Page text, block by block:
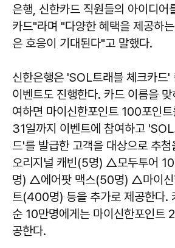
은행, 신한카드 직원들의 아이디어
카드"라며 "다양한 혜택을 제공하
은 호응이 기대된다"고 말했다.
신한은행은 'SOL트래블 체크카드'
이벤트도 진행한다. 카드 이름을
여하면 마이신한포인트 100포인
31일까지 이벤트에 참여하고
드'를 발급한 고객을 대상으로 추
오리지널 캐빈(5명) △모두투어
명) △에어팟 맥스(50명) △마이신
트(400명) 등을 추가로 제공한다.
순 10만명에게는 마이신한포인트
공한다.